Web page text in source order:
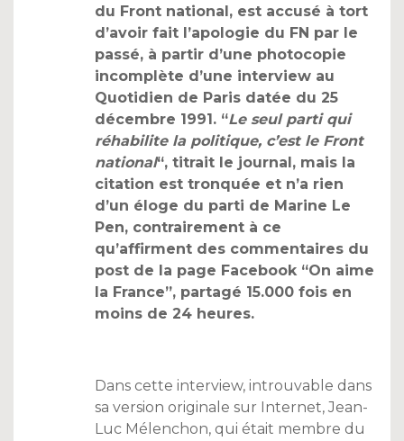
du Front national, est accusé à tort
d’avoir fait l’apologie du FN par le
passé, à partir d’une photocopie
incomplète d’une interview au
Quotidien de Paris datée du 25
décembre 1991. “Le seul parti qui
réhabilite la politique, c’est le Front
national“, titrait le journal, mais la
citation est tronquée et n’a rien
d’un éloge du parti de Marine Le
Pen, contrairement à ce
qu’affirment des commentaires du
post de la page Facebook “On aime
la France”, partagé 15.000 fois en
moins de 24 heures.
Dans cette interview, introuvable dans
sa version originale sur Internet, Jean-
Luc Mélenchon, qui était membre du